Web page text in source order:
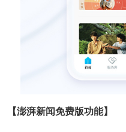
【澎湃新闻免费版功能】